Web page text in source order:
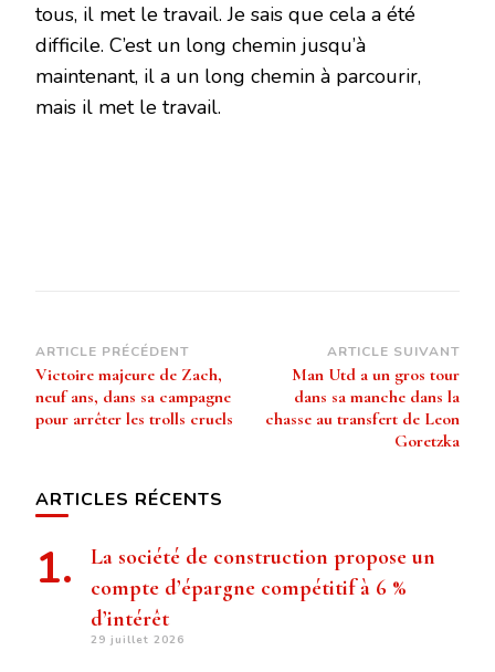
tous, il met le travail. Je sais que cela a été
difficile. C’est un long chemin jusqu’à
maintenant, il a un long chemin à parcourir,
mais il met le travail.
Navigation
d’article
ARTICLE PRÉCÉDENT
Victoire majeure de Zach,
neuf ans, dans sa campagne
pour arrêter les trolls cruels
ARTICLE SUIVANT
Man Utd a un gros tour
dans sa manche dans la
chasse au transfert de Leon
Goretzka
ARTICLES RÉCENTS
La société de construction propose un
compte d’épargne compétitif à 6 %
d’intérêt
29 juillet 2026